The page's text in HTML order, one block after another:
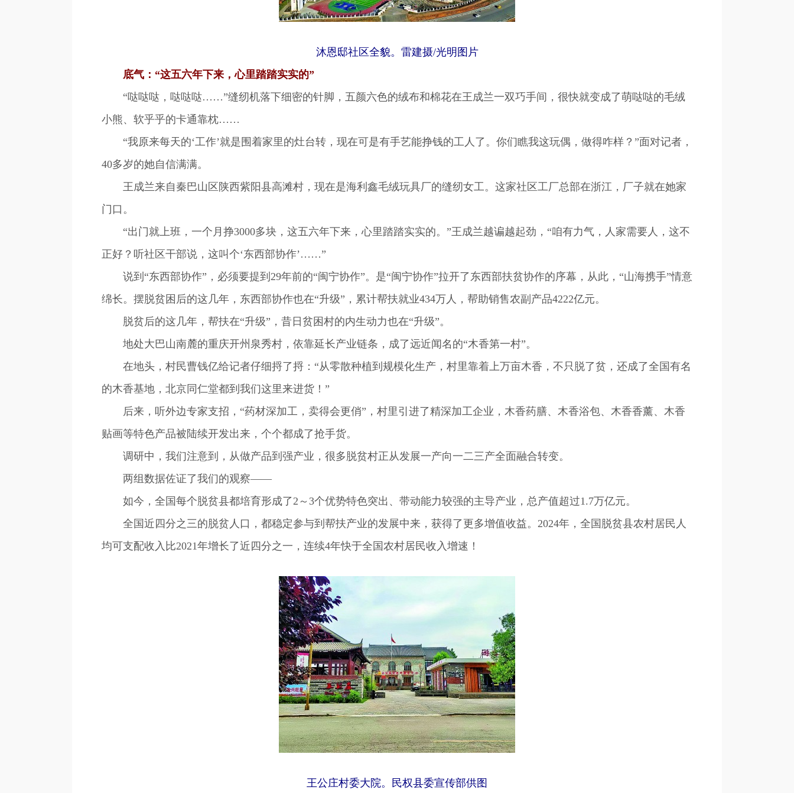
沐恩邸社区全貌。雷建摄/光明图片
底气：“这五六年下来，心里踏踏实实的”
“哒哒哒，哒哒哒……”缝纫机落下细密的针脚，五颜六色的绒布和棉花在王成兰一双巧手间，很快就变成了萌哒哒的毛绒
小熊、软乎乎的卡通靠枕……
“我原来每天的‘工作’就是围着家里的灶台转，现在可是有手艺能挣钱的工人了。你们瞧我这玩偶，做得咋样？”面对记者，
40多岁的她自信满满。
王成兰来自秦巴山区陕西紫阳县高滩村，现在是海利鑫毛绒玩具厂的缝纫女工。这家社区工厂总部在浙江，厂子就在她家
门口。
“出门就上班，一个月挣3000多块，这五六年下来，心里踏踏实实的。”王成兰越谝越起劲，“咱有力气，人家需要人，这不
正好？听社区干部说，这叫个‘东西部协作’……”
说到“东西部协作”，必须要提到29年前的“闽宁协作”。是“闽宁协作”拉开了东西部扶贫协作的序幕，从此，“山海携手”情意
绵长。摆脱贫困后的这几年，东西部协作也在“升级”，累计帮扶就业434万人，帮助销售农副产品4222亿元。
脱贫后的这几年，帮扶在“升级”，昔日贫困村的内生动力也在“升级”。
地处大巴山南麓的重庆开州泉秀村，依靠延长产业链条，成了远近闻名的“木香第一村”。
在地头，村民曹钱亿给记者仔细捋了捋：“从零散种植到规模化生产，村里靠着上万亩木香，不只脱了贫，还成了全国有名
的木香基地，北京同仁堂都到我们这里来进货！”
后来，听外边专家支招，“药材深加工，卖得会更俏”，村里引进了精深加工企业，木香药膳、木香浴包、木香香薰、木香
贴画等特色产品被陆续开发出来，个个都成了抢手货。
调研中，我们注意到，从做产品到强产业，很多脱贫村正从发展一产向一二三产全面融合转变。
两组数据佐证了我们的观察——
如今，全国每个脱贫县都培育形成了2～3个优势特色突出、带动能力较强的主导产业，总产值超过1.7万亿元。
全国近四分之三的脱贫人口，都稳定参与到帮扶产业的发展中来，获得了更多增值收益。2024年，全国脱贫县农村居民人
均可支配收入比2021年增长了近四分之一，连续4年快于全国农村居民收入增速！
王公庄村委大院。民权县委宣传部供图